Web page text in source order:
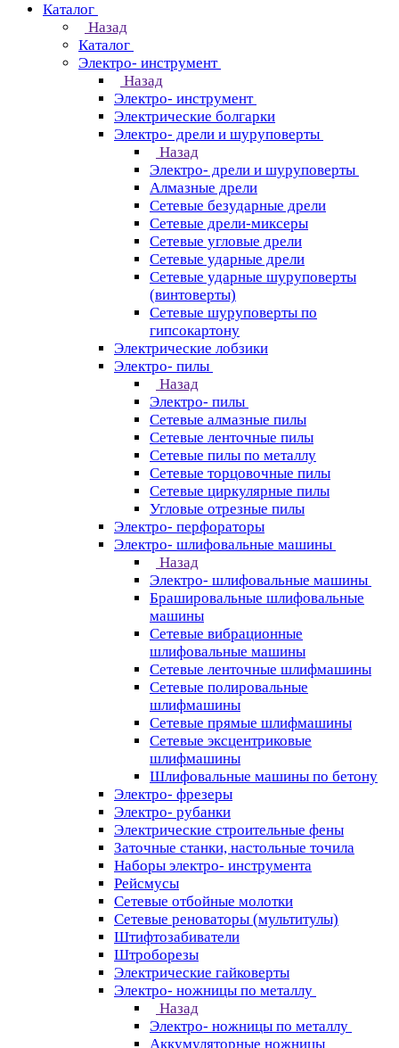
Каталог
Назад
Каталог
Электро- инструмент
Назад
Электро- инструмент
Электрические болгарки
Электро- дрели и шуруповерты
Назад
Электро- дрели и шуруповерты
Алмазные дрели
Сетевые безударные дрели
Сетевые дрели-миксеры
Сетевые угловые дрели
Сетевые ударные дрели
Сетевые ударные шуруповерты
(винтоверты)
Сетевые шуруповерты по
гипсокартону
Электрические лобзики
Электро- пилы
Назад
Электро- пилы
Сетевые алмазные пилы
Сетевые ленточные пилы
Сетевые пилы по металлу
Сетевые торцовочные пилы
Сетевые циркулярные пилы
Угловые отрезные пилы
Электро- перфораторы
Электро- шлифовальные машины
Назад
Электро- шлифовальные машины
Брашировальные шлифовальные
машины
Сетевые вибрационные
шлифовальные машины
Сетевые ленточные шлифмашины
Сетевые полировальные
шлифмашины
Сетевые прямые шлифмашины
Сетевые эксцентриковые
шлифмашины
Шлифовальные машины по бетону
Электро- фрезеры
Электро- рубанки
Электрические строительные фены
Заточные станки, настольные точила
Наборы электро- инструмента
Рейсмусы
Сетевые отбойные молотки
Сетевые реноваторы (мультитулы)
Штифтозабиватели
Штроборезы
Электрические гайковерты
Электро- ножницы по металлу
Назад
Электро- ножницы по металлу
Аккумуляторные ножницы